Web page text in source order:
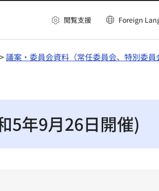
閲覧支援 Foreign
>議案・委員会資料（常任委員会、特別委員
5年9月26日開催)